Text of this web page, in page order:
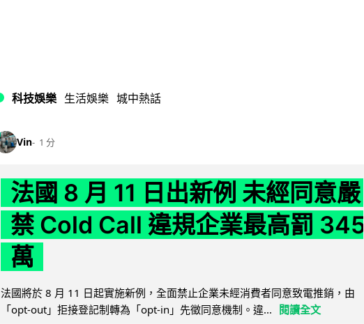
科技娛樂 生活娛樂 城中熱話
Vin 1 分
法國 8 月 11 日出新例 未經同意嚴
禁 Cold Call 違規企業最高罰 345
萬
法國將於 8 月 11 日起實施新例，全面禁止企業未經消費者同意致電推銷，由
「opt-out」拒接登記制轉為「opt-in」先徵同意機制。違... 閱讀全文